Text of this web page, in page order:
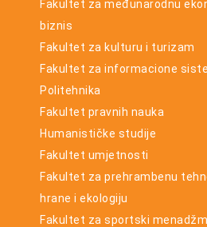
Fakultet za međunarodnu
biznis
Fakultet za kulturu i turizam
Fakultet za informacione
Politehnika
Fakultet pravnih nauka
Humanističke studije
Fakultet umjetnosti
Fakultet za prehrambenu
hrane i ekologiju
Fakultet za sportski